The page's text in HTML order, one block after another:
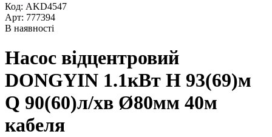
Код: AKD4547
Арт: 777394
В наявності
Насос вiдцентровий
DONGYIN 1.1кВт H 93(69)м
Q 90(60)л/хв Ø80мм 40м
кабеля